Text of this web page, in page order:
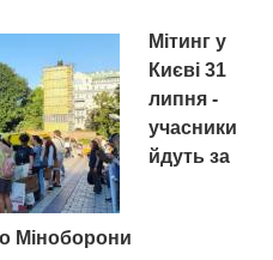
Мітинг у
Києві 31
липня -
учасники
йдуть за
Міноборони